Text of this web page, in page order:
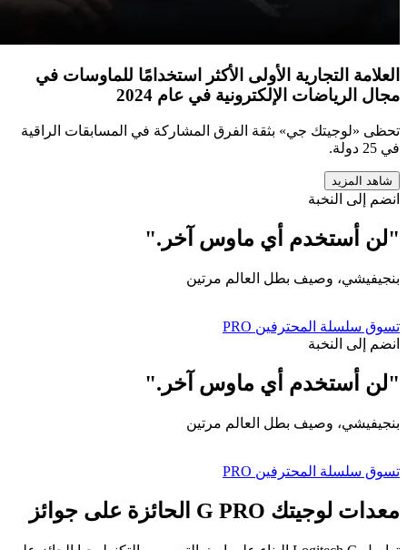
العلامة التجارية الأولى الأكثر استخدامًا للماوسات في
مجال الرياضات الإلكترونية في عام 2024
تحظى «لوجيتك جي» بثقة الفرق المشاركة في المسابقات الراقية
في 25 دولة.
شاهد المزيد
انضم إلى النخبة
"لن أستخدم أي ماوس آخر."
بنجيفيشي، وصيف بطل العالم مرتين
تسوق سلسلة المحترفين ‏PRO‏
انضم إلى النخبة
"لن أستخدم أي ماوس آخر."
بنجيفيشي، وصيف بطل العالم مرتين
تسوق سلسلة المحترفين ‏PRO‏
معدات لوجيتك G PRO الحائزة على جوائز